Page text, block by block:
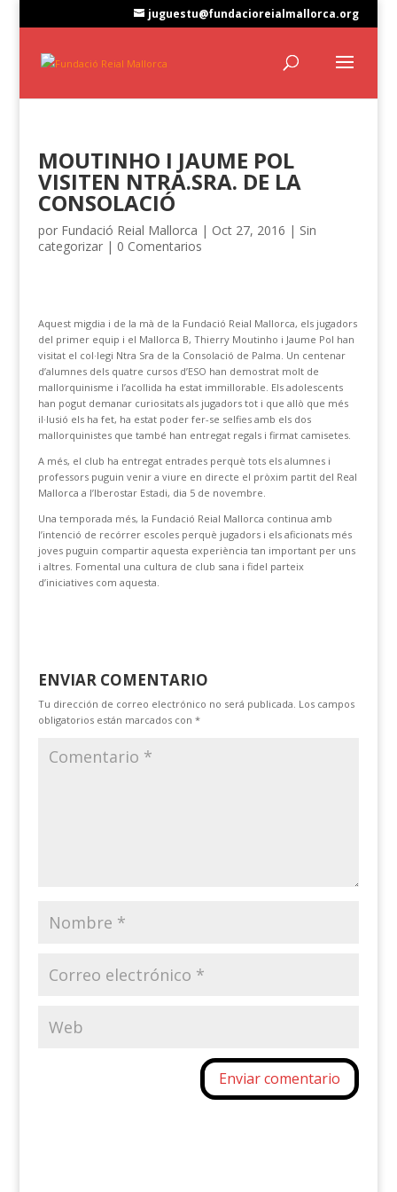
juguestu@fundacioreialmallorca.org
MOUTINHO I JAUME POL
VISITEN NTRA.SRA. DE LA
CONSOLACIÓ
por Fundació Reial Mallorca | Oct 27, 2016 | Sin
categorizar| 0 Comentarios
Aquest migdia i de la mà de la Fundació Reial Mallorca, els jugadors
del primer equip i el Mallorca B, Thierry Moutinho i Jaume Pol han
visitat el col·legi Ntra Sra de la Consolació de Palma. Un centenar
d’alumnes dels quatre cursos d’ESO han demostrat molt de
mallorquinisme i l’acollida ha estat immillorable. Els adolescents
han pogut demanar curiositats als jugadors tot i que allò que més
il·lusió els ha fet, ha estat poder fer-se selfies amb els dos
mallorquinistes que també han entregat regals i firmat camisetes.
A més, el club ha entregat entrades perquè tots els alumnes i
professors puguin venir a viure en directe el pròxim partit del Real
Mallorca a l’Iberostar Estadi, dia 5 de novembre.
Una temporada més, la Fundació Reial Mallorca continua amb
l’intenció de recórrer escoles perquè jugadors i els aficionats més
joves puguin compartir aquesta experiència tan important per uns
i altres. Fomental una cultura de club sana i fidel parteix
d’iniciatives com aquesta.
ENVIAR COMENTARIO
Tu dirección de correo electrónico no será publicada. Los campos
obligatorios están marcados con *